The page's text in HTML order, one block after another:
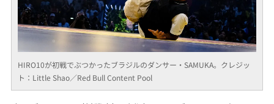
HIRO10が初戦でぶつかったブラジルのダンサー・SAMUKA。クレジッ
ト：Little Shao／Red Bull Content Pool